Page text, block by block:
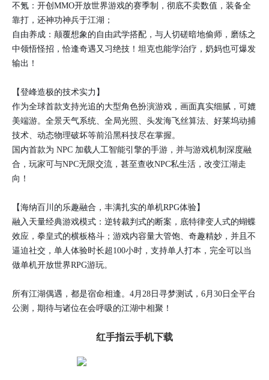
不氪：开创MMO开放世界游戏的赛季制，彻底不卖数值，装备全
靠打，还神功神兵于江湖；
自由养成：颠覆想象的自由武学搭配，与人切磋暗地偷师，磨练之
中领悟怪招，恰逢奇遇又习绝技！坦克也能学治疗，奶妈也可爆发
输出！
【登峰造极的技术实力】
作为全球首款支持光追的大型角色扮演游戏，画面真实细腻，可媲
美端游。全景天气系统、全局光照、头发海飞丝算法、好莱坞动捕
技术、动态物理破坏等前沿黑科技尽在掌握。
国内首款为 NPC 加载人工智能引擎的手游，并与游戏机制深度融
合，玩家可与NPC无限交流，甚至查收NPC私生活，改变江湖走
向！
【海纳百川的乐趣融合，丰满扎实的单机RPG体验】
融入天量经典游戏模式：逆转裁判式的断案，底特律变人式的蝴蝶
效应，拳皇式的横板格斗；游戏内容量大管饱、奇趣精妙，并且不
逼迫社交，单人体验时长超100小时，支持单人打本，完全可以当
做单机开放世界RPG游玩。
所有江湖偶遇，都是宿命相逢。4月28日寻梦测试，6月30日全平台
公测，期待与诸位在会呼吸的江湖中相聚！
红手指云手机下载